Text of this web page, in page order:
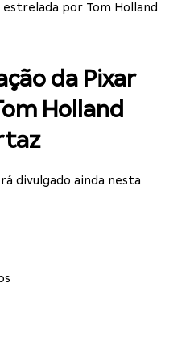
estrelada por Tom Holland
da Pixar
Holland
divulgado ainda nesta